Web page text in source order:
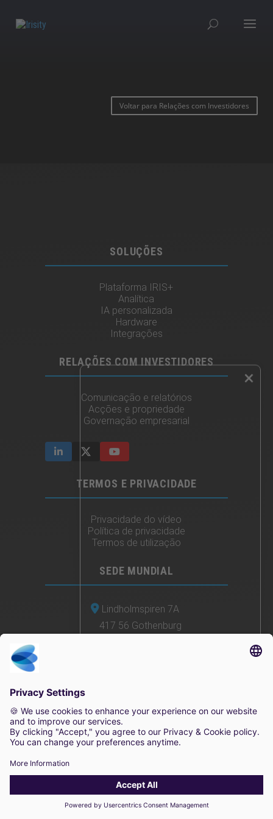
Voltar para Relações com Investidores
SOLUÇÕES
Plataforma IRIS+
Analítica
IA personalizada
Hardware
Integrações
RELAÇÕES COM INVESTIDORES
Comunicação e relatórios
Acções e propriedade
Governação empresarial
TERMOS E PRIVACIDADE
Privacidade do vídeo
Política de privacidade
Termos de utilização
SEDE MUNDIAL
Lindholmspiren 7A
417 56 Gothenburg
© 2025 Irisity AB. Todos os direitos reservados.
×